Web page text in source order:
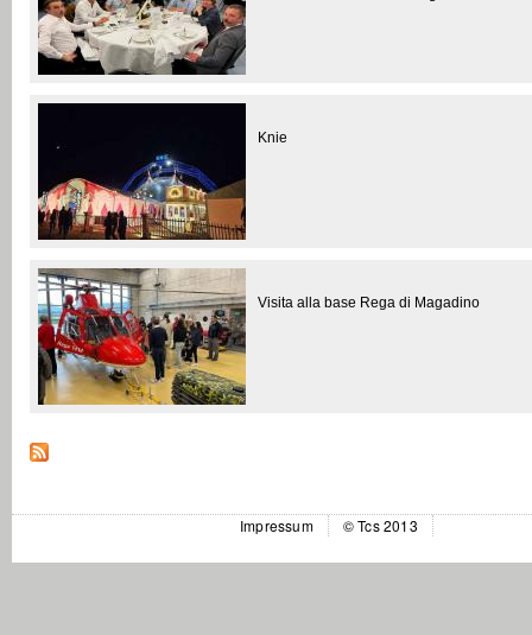
Knie
Visita alla base Rega di Magadino
Impressum © Tcs 2013